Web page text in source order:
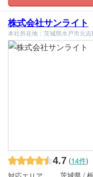
株式会社サンライト
本社所在地：茨城県水戸市元
4.7 (14件)